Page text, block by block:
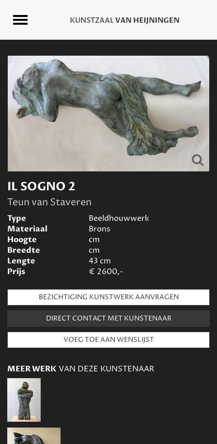
IL SOGNO 2
Teun van Staveren
Type
Beeldhouwwerk
Materiaal
Brons
Hoogte
cm
Breedte
cm
Lengte
43 cm
Prijs
€ 2600,-
BEZICHTIGING KUNSTWERK AANVRAGEN
DIRECT CONTACT MET KUNSTENAAR
MEER WERK VAN DEZE KUNSTENAAR